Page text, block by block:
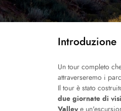
Introduzione
Un tour completo
attraverseremo i
Il tour è stato
due giornate di
Valley